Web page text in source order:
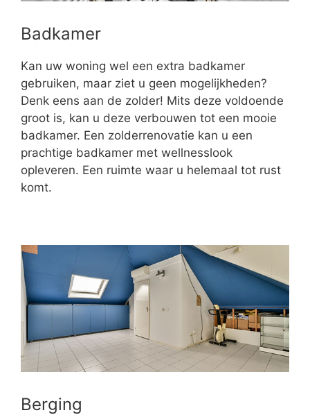
Badkamer
Kan uw woning wel een extra badkamer
gebruiken, maar ziet u geen mogelijkheden?
Denk eens aan de zolder! Mits deze voldoende
groot is, kan u deze verbouwen tot een mooie
badkamer. Een zolderrenovatie kan u een
prachtige badkamer met wellnesslook
opleveren. Een ruimte waar u helemaal tot rust
komt.
Berging